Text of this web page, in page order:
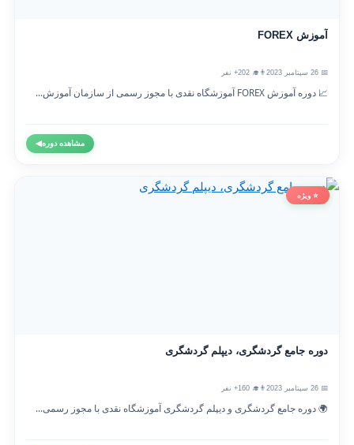
آموزش FOREX
👨‍🎓 202+ نفر
📈 دوره آموزش FOREX آموزشگاه نقدی با مجوز رسمی از سازمان آموزش...
مشاهده دوره◀
⭐ ویژه
دوره جامع گردشگری، دیپلم گردشگری
👨‍🎓 160+ نفر
🌍 دوره جامع گردشگری و دیپلم گردشگری آموزشگاه نقدی با مجوز رسمی...